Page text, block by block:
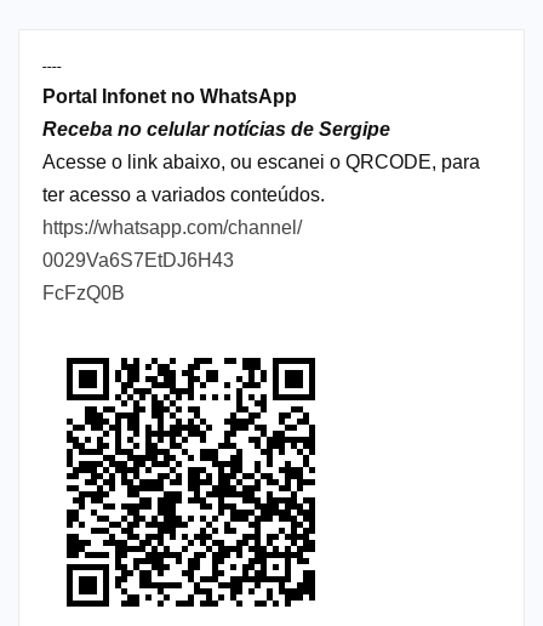
----
Portal Infonet no WhatsApp
Receba no celular notícias de Sergipe
Acesse o link abaixo, ou escanei o QRCODE, para
ter acesso a variados conteúdos.
https://whatsapp.com/channel/
0029Va6S7EtDJ6H43
FcFzQ0B